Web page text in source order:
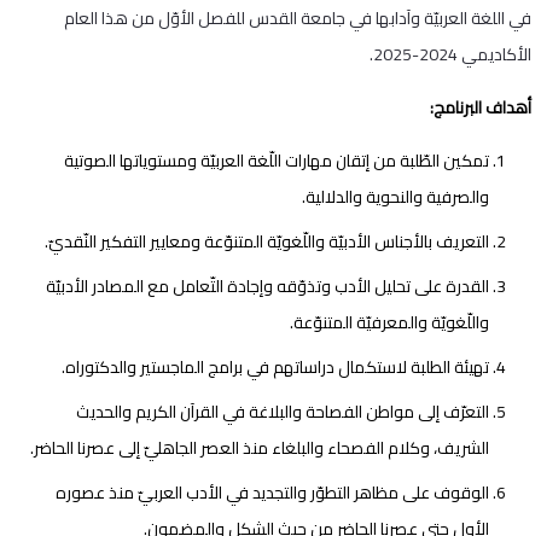
في اللغة العربيّة وآدابها في جامعة القدس للفصل الأوّل من هذا العام
الأكاديمي 2024-2025.
أهداف البرنامج:
تمكين الطّلبة من إتقان مهارات اللّغة العربيّة ومستوياتها الصوتية
والصرفية والنحوية والدلالية.
التعريف بالأجناس الأدبيّة واللّغويّة المتنوّعة ومعايير التفكير النّقديّ.
القدرة على تحليل الأدب وتذوّقه وإجادة التّعامل مع المصادر الأدبيّة
واللّغويّة والمعرفيّة المتنوّعة.
تهيئة الطلبة لاستكمال دراساتهم في برامج الماجستير والدكتوراه.
التعرّف إلى مواطن الفصاحة والبلاغة في القرآن الكريم والحديث
الشريف، وكلام الفصحاء والبلغاء منذ العصر الجاهليّ إلى عصرنا الحاضر.
الوقوف على مظاهر التطوّر والتجديد في الأدب العربيّ منذ عصوره
الأول حتى عصرنا الحاضر من حيث الشكل والمضمون.